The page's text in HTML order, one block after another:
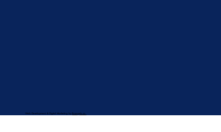
Web Development & Digital Marketing byBrangels.co